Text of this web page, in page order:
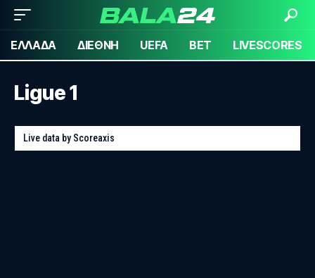
ΕΛΛΑΔΑ ΔΙΕΘΝΗ UEFA BET LIVESCORES
Ligue 1
Live data by Scoreaxis